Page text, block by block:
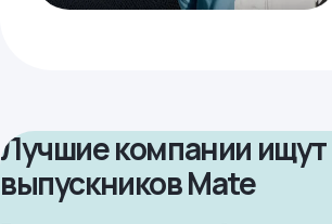
Лучшие компании ищут
выпускников Mate